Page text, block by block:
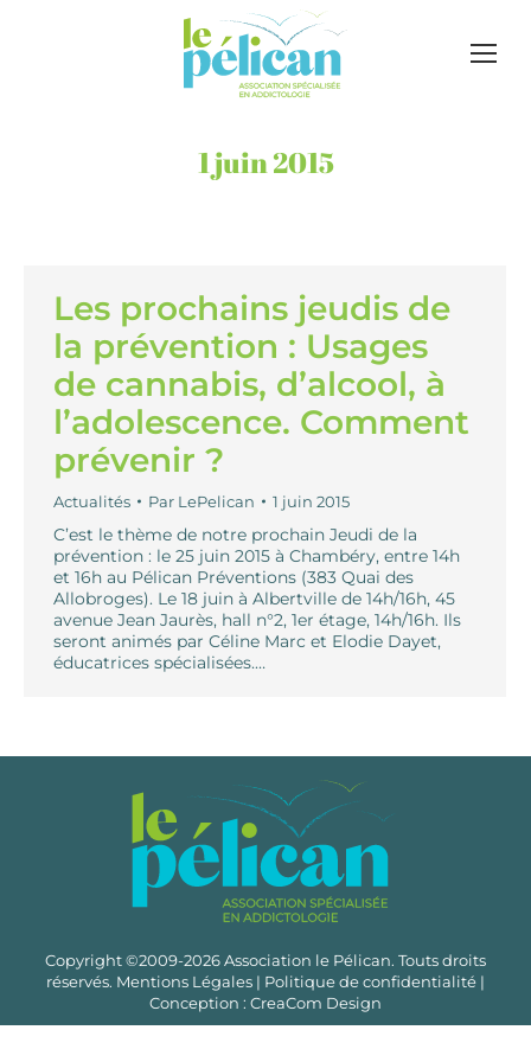
1 juin 2015
Les prochains jeudis de
la prévention : Usages
de cannabis, d’alcool, à
l’adolescence. Comment
prévenir ?
Actualités Par LePelican 1 juin 2015
C’est le thème de notre prochain Jeudi de la
prévention : le 25 juin 2015 à Chambéry, entre 14h
et 16h au Pélican Préventions (383 Quai des
Allobroges). Le 18 juin à Albertville de 14h/16h, 45
avenue Jean Jaurès, hall n°2, 1er étage, 14h/16h. Ils
seront animés par Céline Marc et Elodie Dayet,
éducatrices spécialisées.…
Copyright ©2009-2026 Association le Pélican. Touts droits
réservés. Mentions Légales | Politique de confidentialité |
Conception : CreaCom Design